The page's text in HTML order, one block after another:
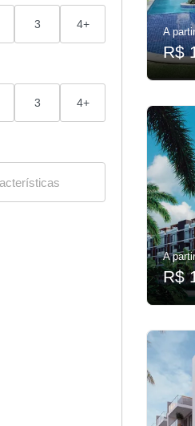
3 4+
3 4+
A
R$
A
R$